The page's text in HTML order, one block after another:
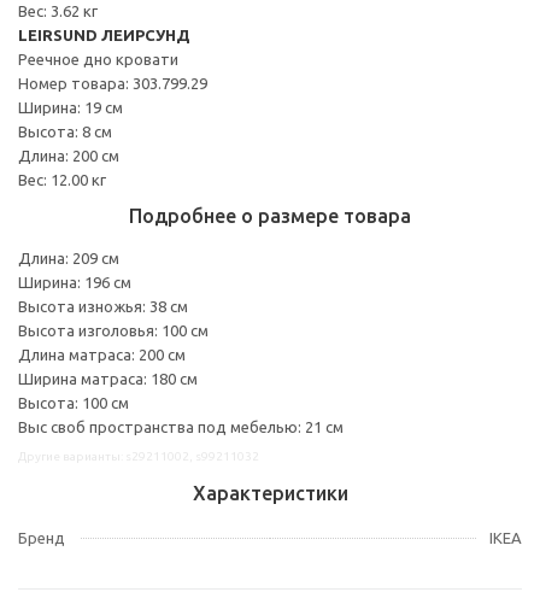
Вес: 3.62 кг
LEIRSUND ЛЕИРСУНД
Реечное дно кровати
Номер товара: 303.799.29
Ширина: 19 см
Высота: 8 см
Длина: 200 см
Вес: 12.00 кг
Подробнее о размере товара
Длина: 209 см
Ширина: 196 см
Высота изножья: 38 см
Высота изголовья: 100 см
Длина матраса: 200 см
Ширина матраса: 180 см
Высота: 100 см
Выс своб пространства под мебелью: 21 см
Характеристики
Бренд IKEA